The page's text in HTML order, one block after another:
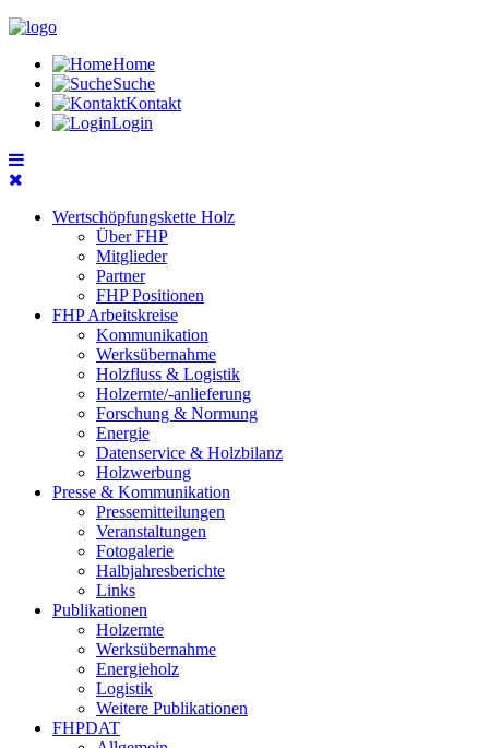
Home
Suche
Kontakt
Login
Wertschöpfungskette Holz
Über FHP
Mitglieder
Partner
FHP Positionen
FHP Arbeitskreise
Kommunikation
Werksübernahme
Holzfluss & Logistik
Holzernte/-anlieferung
Forschung & Normung
Energie
Datenservice & Holzbilanz
Holzwerbung
Presse & Kommunikation
Pressemitteilungen
Veranstaltungen
Fotogalerie
Halbjahresberichte
Links
Publikationen
Holzernte
Werksübernahme
Energieholz
Logistik
Weitere Publikationen
FHPDAT